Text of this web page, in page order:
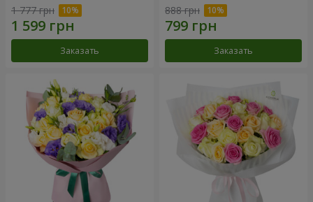
1 777 грн
Заказать
888 грн
Заказать